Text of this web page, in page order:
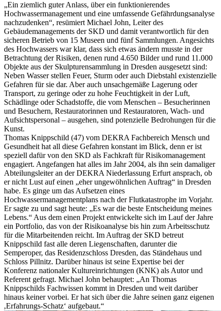
„Ein ziemlich guter Anlass, über ein funktionierendes
Hochwassermanagement und eine umfassende Gefährdungsanalyse
nachzudenken“, resümiert Michael John, Leiter des
Gebäudemanagements der SKD und damit verantwortlich für den
sicheren Betrieb von 15 Museen und fünf Sammlungen. Angesichts
des Hochwassers war klar, dass sich etwas ändern musste in der
Betrachtung der Risiken, denen rund 4.650 Bilder und rund 11.000
Objekte aus der Skulpturensammlung in Dresden ausgesetzt sind:
Neben Wasser stellen Feuer, Sturm oder auch Diebstahl existenzielle
Gefahren für sie dar. Aber auch unsachgemäße Lagerung oder
Transport, zu geringe oder zu hohe Feuchtigkeit in der Luft,
Schädlinge oder Schadstoffe, die vom Menschen – Besucherinnen
und Besuchern, Restauratorinnen und Restauratoren, Wach- und
Aufsichtspersonal – ausgehen, sind potenzielle Bedrohungen für die
Kunst.
Thomas Knippschild (47) vom DEKRA Fachbereich Mensch und
Gesundheit hat all diese Gefahren konstant im Blick, denn er ist
speziell dafür von den SKD als Fachkraft für Risikomanagement
engagiert. Angefangen hat alles im Jahr 2004, als ihn sein damaliger
Abteilungsleiter an der DEKRA Niederlassung Erfurt ansprach, ob
er nicht Lust auf einen „eher ungewöhnlichen Auftrag“ in Dresden
habe. Es ginge um das Aufsetzen eines
Hochwassermanagementplans nach der Flutkatastrophe im Vorjahr.
Er sagte zu und sagt heute: „Es war die beste Entscheidung meines
Lebens.“ Aus dem einen Projekt entwickelte sich im Lauf der Jahre
ein Portfolio, das von der Risikoanalyse bis hin zum Arbeitsschutz
für die Mitarbeitenden reicht. Im Auftrag der SKD betreut
Knippschild fast alle deren Liegenschaften, darunter die
Semperoper, das Residenzschloss Dresden, das Ständehaus und
Schloss Pillnitz. Darüber hinaus ist seine Expertise bei der
Konferenz nationaler Kultureinrichtungen (KNK) als Autor und
Referent gefragt. Michael John behauptet: „An Thomas
Knippschilds Fachwissen kommt in Dresden und weit darüber
hinaus keiner vorbei. Er hat sich über die Jahre seinen ganz eigenen
,Erfahrungs-Schatz‘ aufgebaut.“